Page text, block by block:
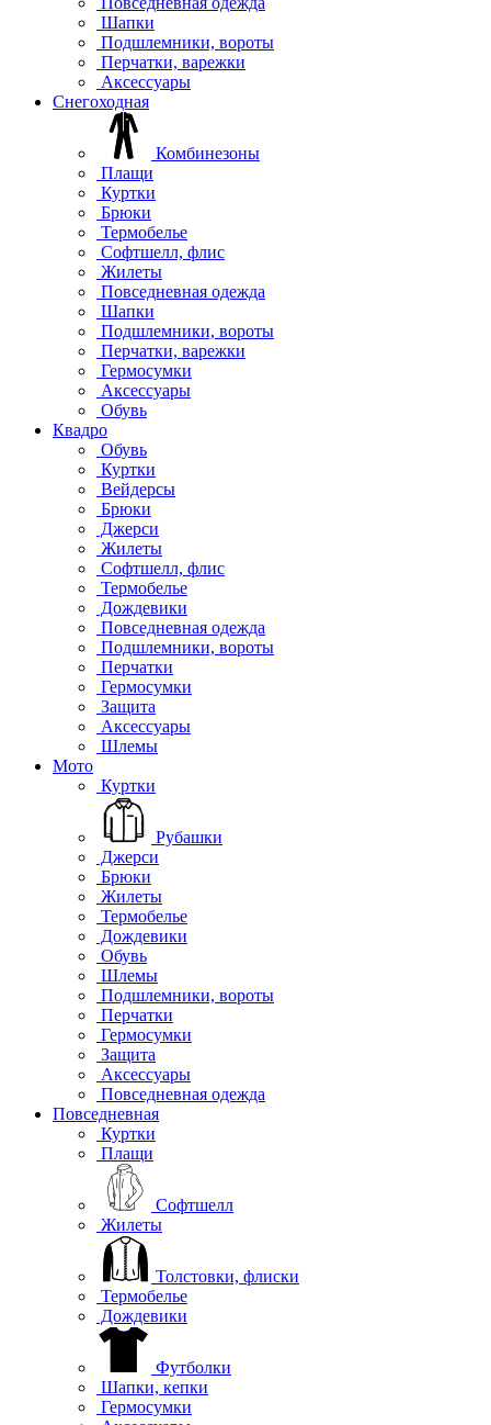
Шапки
Подшлемники, вороты
Перчатки, варежки
Аксессуары
Снегоходная
Комбинезоны
Плащи
Куртки
Брюки
Термобелье
Софтшелл, флис
Жилеты
Повседневная одежда
Шапки
Подшлемники, вороты
Перчатки, варежки
Гермосумки
Аксессуары
Обувь
Квадро
Обувь
Куртки
Вейдерсы
Брюки
Джерси
Жилеты
Софтшелл, флис
Термобелье
Дождевики
Повседневная одежда
Подшлемники, вороты
Перчатки
Гермосумки
Защита
Аксессуары
Шлемы
Мото
Куртки
Рубашки
Джерси
Брюки
Жилеты
Термобелье
Дождевики
Обувь
Шлемы
Подшлемники, вороты
Перчатки
Гермосумки
Защита
Аксессуары
Повседневная одежда
Повседневная
Куртки
Плащи
Софтшелл
Жилеты
Толстовки, флиски
Термобелье
Дождевики
Футболки
Шапки, кепки
Гермосумки